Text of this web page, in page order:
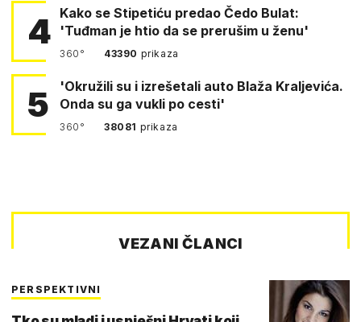
4 Kako se Stipetiću predao Čedo Bulat:
'Tuđman je htio da se prerušim u ženu'
360° 43390 prikaza
5
'Okružili su i izrešetali auto Blaža Kraljevića.
Onda su ga vukli po cesti'
360° 38081 prikaza
VEZANI ČLANCI
PERSPEKTIVNI